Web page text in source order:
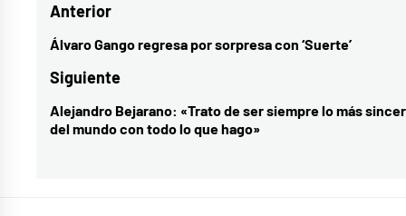
española
música
single,
Navegación
de
entradas
Anterior
Entrada
anterior:
Álvaro Gango regresa por sorpresa con ‘Suerte’
Siguiente
Entrada
siguiente:
Alejandro Bejarano: «Trato de ser siempre lo más
del mundo con todo lo que hago»